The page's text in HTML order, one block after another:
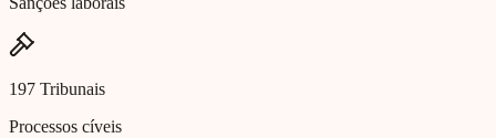
197 Tribunais
Processos cíveis